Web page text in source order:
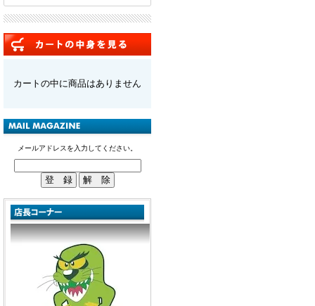
カートの中に商品はありません
メールアドレスを入力してください。